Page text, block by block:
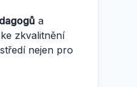
a
zkvalitnění
nejen pro